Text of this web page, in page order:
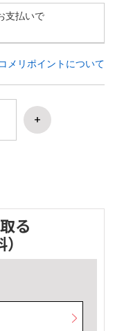
支払いで
コメリポイントについて
る